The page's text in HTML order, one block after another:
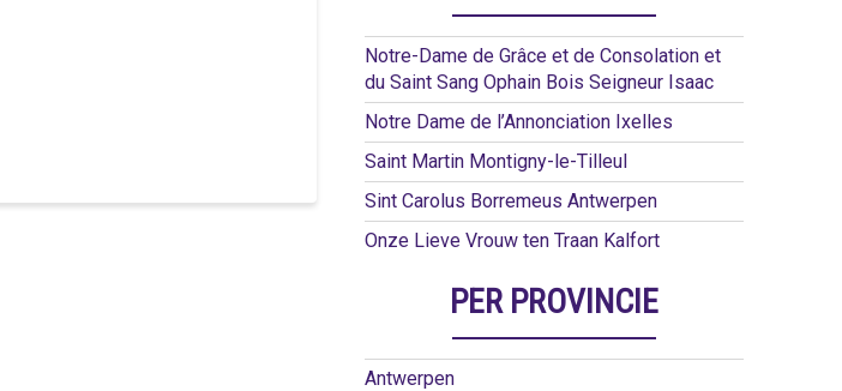
Notre-Dame de Grâce et de Consolation et
du Saint Sang Ophain Bois Seigneur Isaac
Notre Dame de l’Annonciation Ixelles
Saint Martin Montigny-le-Tilleul
Sint Carolus Borremeus Antwerpen
Onze Lieve Vrouw ten Traan Kalfort
PER PROVINCIE
Antwerpen